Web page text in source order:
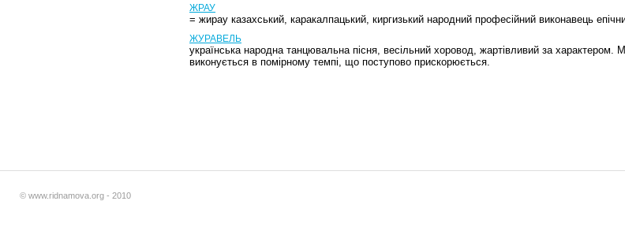
ЖРАУ
= жирау казахський, каракалпацький, киргизький народний професійний виконавець
ЖУРАВЕЛЬ
українська народна танцювальна пісня, весільний хоровод, жартівливий за
виконується в помірному темпі, що поступово прискорюється.
© www.ridnamova.org - 2010